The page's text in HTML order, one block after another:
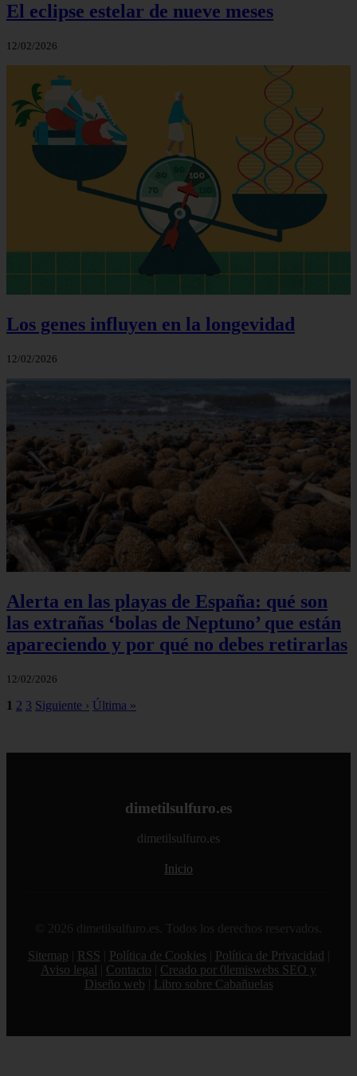
El eclipse estelar de nueve meses
12/02/2026
Los genes influyen en la longevidad
12/02/2026
Alerta en las playas de España: qué son
las extrañas ‘bolas de Neptuno’ que están
apareciendo y por qué no debes retirarlas
12/02/2026
1 2 3 Siguiente › Última »
dimetilsulfuro.es
dimetilsulfuro.es
Inicio
© 2026 dimetilsulfuro.es. Todos los derechos reservados.
Sitemap
RSS Política de Cookies Política de Privacidad
Aviso legal
Contacto
Creado por 0lemiswebs SEO y
Diseño web
Libro sobre Cabañuelas